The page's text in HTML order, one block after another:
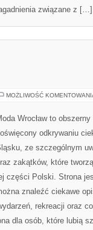
związane z […]
MOŻLIWOŚĆ
Wrocław to
odkrywaniu
ze szczególnym
zakątków, które
części Polski. Strona
znaleźć ciekawe
rekreacji oraz
dla osób, które lubią